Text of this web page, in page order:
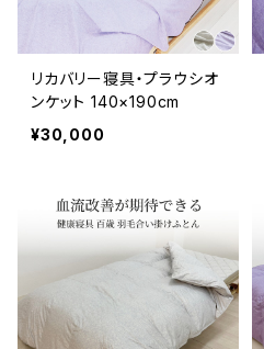
リカバリー寝具・プラウシオ
ンケット 140×190cm
¥30,000